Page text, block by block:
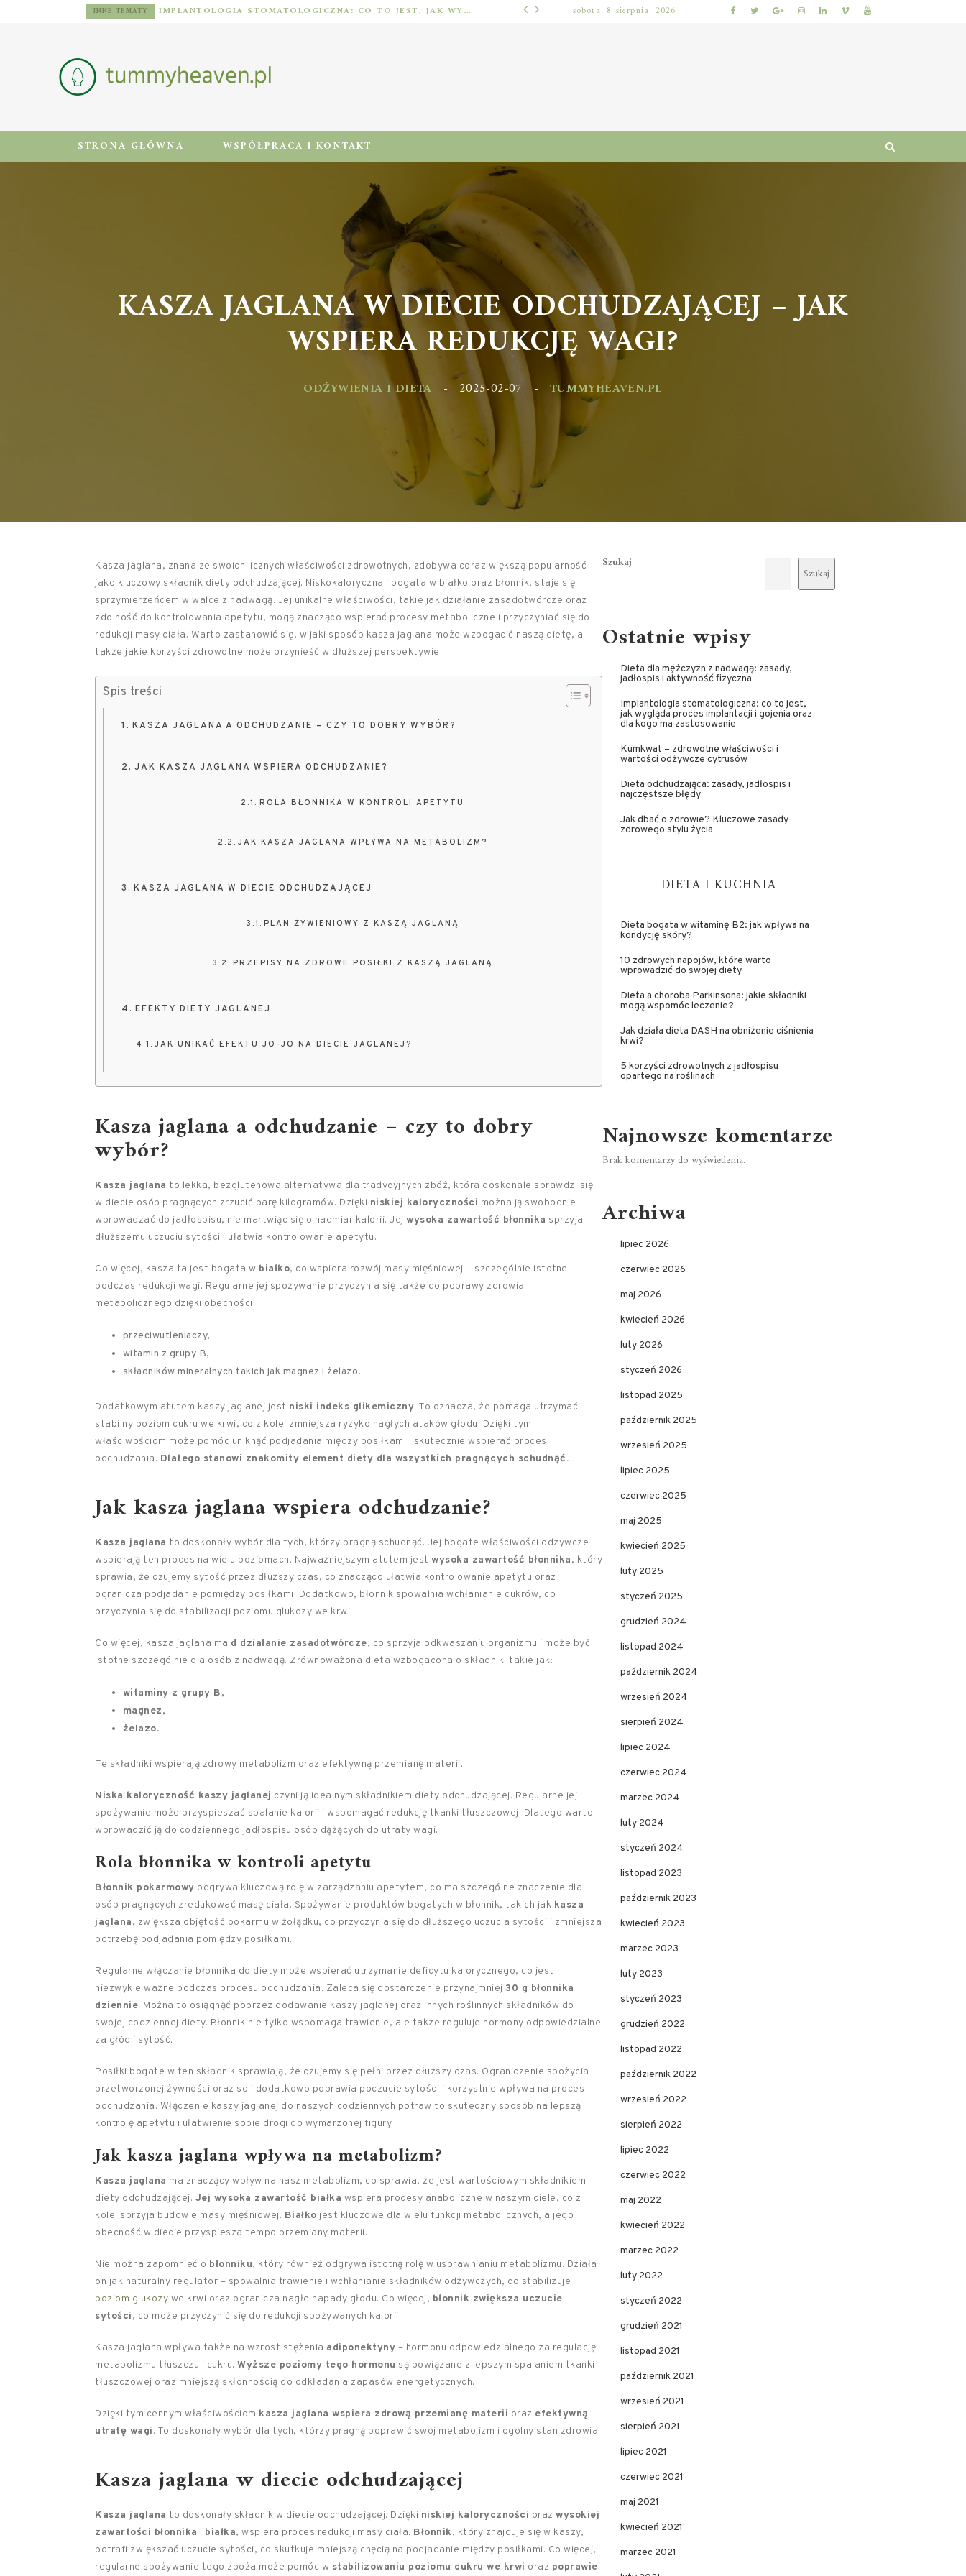
INNE TEMATY IMPLANTOLOGIA STOMATOLOGICZNA: CO TO JEST, JAK WYGLĄDA PROCES IMPLANTACJI I GOJENIA ORAZ DLA KOGO MA ZASTOSOWANIE ODŻYWIENIA I DIETA
sobota, 8 sierpnia, 2026
STRONA GŁÓWNA WSPÓŁPRACA I KONTAKT
KASZA JAGLANA W DIECIE ODCHUDZAJĄCEJ – JAK
WSPIERA REDUKCJĘ WAGI?
ODŻYWIENIA I DIETA 2025-02-07 - TUMMYHEAVEN.PL
Kasza jaglana, znana ze swoich licznych właściwości zdrowotnych, zdobywa coraz większą popularność
jako kluczowy składnik diety odchudzającej. Niskokaloryczna i bogata w białko oraz błonnik, staje się
sprzymierzeńcem w walce z nadwagą. Jej unikalne właściwości, takie jak działanie zasadotwórcze oraz
zdolność do kontrolowania apetytu, mogą znacząco wspierać procesy metaboliczne i przyczyniać się do
redukcji masy ciała. Warto zastanowić się, w jaki sposób kasza jaglana może wzbogacić naszą dietę, a
także jakie korzyści zdrowotne może przynieść w dłuższej perspektywie.
Spis treści
KASZA JAGLANA A ODCHUDZANIE – CZY TO DOBRY WYBÓR?
JAK KASZA JAGLANA WSPIERA ODCHUDZANIE?
ROLA BŁONNIKA W KONTROLI APETYTU
JAK KASZA JAGLANA WPŁYWA NA METABOLIZM?
KASZA JAGLANA W DIECIE ODCHUDZAJĄCEJ
PLAN ŻYWIENIOWY Z KASZĄ JAGLANĄ
PRZEPISY NA ZDROWE POSIŁKI Z KASZĄ JAGLANĄ
EFEKTY DIETY JAGLANEJ
JAK UNIKAĆ EFEKTU JO-JO NA DIECIE JAGLANEJ?
Kasza jaglana a odchudzanie – czy to dobry
wybór?
Kasza jaglana to lekka, bezglutenowa alternatywa dla tradycyjnych zbóż, która doskonale sprawdzi się
w diecie osób pragnących zrzucić parę kilogramów. Dzięki niskiej kaloryczności można ją swobodnie
wprowadzać do jadłospisu, nie martwiąc się o nadmiar kalorii. Jej wysoka zawartość błonnika sprzyja
dłuższemu uczuciu sytości i ułatwia kontrolowanie apetytu.
Co więcej, kasza ta jest bogata w białko, co wspiera rozwój masy mięśniowej — szczególnie istotne
podczas redukcji wagi. Regularne jej spożywanie przyczynia się także do poprawy zdrowia
metabolicznego dzięki obecności:
przeciwutleniaczy,
witamin z grupy B,
składników mineralnych takich jak magnez i żelazo.
Dodatkowym atutem kaszy jaglanej jest niski indeks glikemiczny. To oznacza, że pomaga utrzymać
stabilny poziom cukru we krwi, co z kolei zmniejsza ryzyko nagłych ataków głodu. Dzięki tym
właściwościom może pomóc uniknąć podjadania między posiłkami i skutecznie wspierać proces
odchudzania. Dlatego stanowi znakomity element diety dla wszystkich pragnących schudnąć.
Jak kasza jaglana wspiera odchudzanie?
Kasza jaglana to doskonały wybór dla tych, którzy pragną schudnąć. Jej bogate właściwości odżywcze
wspierają ten proces na wielu poziomach. Najważniejszym atutem jest wysoka zawartość błonnika, który
sprawia, że czujemy sytość przez dłuższy czas, co znacząco ułatwia kontrolowanie apetytu oraz
ogranicza podjadanie pomiędzy posiłkami. Dodatkowo, błonnik spowalnia wchłanianie cukrów, co
przyczynia się do stabilizacji poziomu glukozy we krwi.
Co więcej, kasza jaglana ma d działanie zasadotwórcze, co sprzyja odkwaszaniu organizmu i może być
istotne szczególnie dla osób z nadwagą. Zrównoważona dieta wzbogacona o składniki takie jak:
witaminy z grupy B,
magnez,
żelazo.
Te składniki wspierają zdrowy metabolizm oraz efektywną przemianę materii.
Niska kaloryczność kaszy jaglanej czyni ją idealnym składnikiem diety odchudzającej. Regularne jej
spożywanie może przyspieszać spalanie kalorii i wspomagać redukcję tkanki tłuszczowej. Dlatego warto
wprowadzić ją do codziennego jadłospisu osób dążących do utraty wagi.
Rola błonnika w kontroli apetytu
Błonnik pokarmowy odgrywa kluczową rolę w zarządzaniu apetytem, co ma szczególne znaczenie dla
osób pragnących zredukować masę ciała. Spożywanie produktów bogatych w błonnik, takich jak kasza
jaglana, zwiększa objętość pokarmu w żołądku, co przyczynia się do dłuższego uczucia sytości i zmniejsza
potrzebę podjadania pomiędzy posiłkami.
Regularne włączanie błonnika do diety może wspierać utrzymanie deficytu kalorycznego, co jest
niezwykle ważne podczas procesu odchudzania. Zaleca się dostarczenie przynajmniej 30 g błonnika
dziennie. Można to osiągnąć poprzez dodawanie kaszy jaglanej oraz innych roślinnych składników do
swojej codziennej diety. Błonnik nie tylko wspomaga trawienie, ale także reguluje hormony odpowiedzialne
za głód i sytość.
Posiłki bogate w ten składnik sprawiają, że czujemy się pełni przez dłuższy czas. Ograniczenie spożycia
przetworzonej żywności oraz soli dodatkowo poprawia poczucie sytości i korzystnie wpływa na proces
odchudzania. Włączenie kaszy jaglanej do naszych codziennych potraw to skuteczny sposób na lepszą
kontrolę apetytu i ułatwienie sobie drogi do wymarzonej figury.
Jak kasza jaglana wpływa na metabolizm?
Kasza jaglana ma znaczący wpływ na nasz metabolizm, co sprawia, że jest wartościowym składnikiem
diety odchudzającej. Jej wysoka zawartość białka wspiera procesy anaboliczne w naszym ciele, co z
kolei sprzyja budowie masy mięśniowej. Białko jest kluczowe dla wielu funkcji metabolicznych, a jego
obecność w diecie przyspiesza tempo przemiany materii.
Nie można zapomnieć o błonniku, który również odgrywa istotną rolę w usprawnianiu metabolizmu. Działa
on jak naturalny regulator – spowalnia trawienie i wchłanianie składników odżywczych, co stabilizuje
poziom glukozy we krwi oraz ogranicza nagłe napady głodu. Co więcej, błonnik zwiększa uczucie
sytości, co może przyczynić się do redukcji spożywanych kalorii.
Kasza jaglana wpływa także na wzrost stężenia adiponektyny – hormonu odpowiedzialnego za regulację
metabolizmu tłuszczu i cukru. Wyższe poziomy tego hormonu są powiązane z lepszym spalaniem tkanki
tłuszczowej oraz mniejszą skłonnością do odkładania zapasów energetycznych.
Dzięki tym cennym właściwościom kasza jaglana wspiera zdrową przemianę materii oraz efektywną
utratę wagi. To doskonały wybór dla tych, którzy pragną poprawić swój metabolizm i ogólny stan zdrowia.
Kasza jaglana w diecie odchudzającej
Kasza jaglana to doskonały składnik w diecie odchudzającej. Dzięki niskiej kaloryczności oraz wysokiej
zawartości błonnika i białka, wspiera proces redukcji masy ciała. Błonnik, który znajduje się w kaszy,
potrafi zwiększać uczucie sytości, co skutkuje mniejszą chęcią na podjadanie między posiłkami. Co więcej,
regularne spożywanie tego zboża może pomóc w stabilizowaniu poziomu cukru we krwi oraz poprawie
Szukaj
Szukaj
Ostatnie wpisy
Dieta dla mężczyzn z nadwagą: zasady,
jadłospis i aktywność fizyczna
Implantologia stomatologiczna: co to jest,
jak wygląda proces implantacji i gojenia oraz
dla kogo ma zastosowanie
Kumkwat – zdrowotne właściwości i
wartości odżywcze cytrusów
Dieta odchudzająca: zasady, jadłospis i
najczęstsze błędy
Jak dbać o zdrowie? Kluczowe zasady
zdrowego stylu życia
DIETA I KUCHNIA
Dieta bogata w witaminę B2: jak wpływa na
kondycję skóry?
10 zdrowych napojów, które warto
wprowadzić do swojej diety
Dieta a choroba Parkinsona: jakie składniki
mogą wspomóc leczenie?
Jak działa dieta DASH na obniżenie ciśnienia
krwi?
5 korzyści zdrowotnych z jadłospisu
opartego na roślinach
Najnowsze komentarze
Brak komentarzy do wyświetlenia.
Archiwa
lipiec 2026
czerwiec 2026
maj 2026
kwiecień 2026
luty 2026
styczeń 2026
listopad 2025
październik 2025
wrzesień 2025
lipiec 2025
czerwiec 2025
maj 2025
kwiecień 2025
luty 2025
styczeń 2025
grudzień 2024
listopad 2024
październik 2024
wrzesień 2024
sierpień 2024
lipiec 2024
czerwiec 2024
marzec 2024
luty 2024
styczeń 2024
listopad 2023
październik 2023
kwiecień 2023
marzec 2023
luty 2023
styczeń 2023
grudzień 2022
listopad 2022
październik 2022
wrzesień 2022
sierpień 2022
lipiec 2022
czerwiec 2022
maj 2022
kwiecień 2022
marzec 2022
luty 2022
styczeń 2022
grudzień 2021
listopad 2021
październik 2021
wrzesień 2021
sierpień 2021
lipiec 2021
czerwiec 2021
maj 2021
kwiecień 2021
marzec 2021